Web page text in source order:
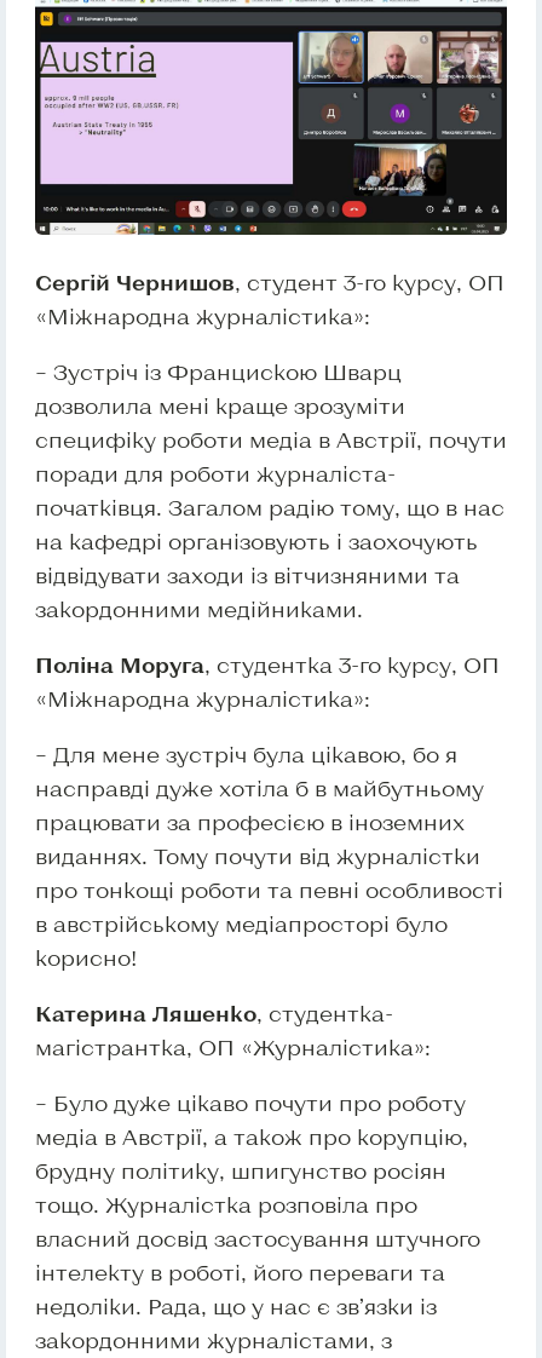
Сергій Чернишов, студент 3-го курсу, ОП
«Міжнародна журналістика»:
– Зустріч із Францискою Шварц
дозволила мені краще зрозуміти
специфіку роботи медіа в Австрії, почути
поради для роботи журналіста-
початківця. Загалом радію тому, що в нас
на кафедрі організовують і заохочують
відвідувати заходи із вітчизняними та
закордонними медійниками.
Поліна Моруга, студентка 3-го курсу, ОП
«Міжнародна журналістика»:
– Для мене зустріч була цікавою, бо я
насправді дуже хотіла б в майбутньому
працювати за професією в іноземних
виданнях. Тому почути від журналістки
про тонкощі роботи та певні особливості
в австрійському медіапросторі було
корисно!
Катерина Ляшенко, студентка-
магістрантка, ОП «Журналістика»:
– Було дуже цікаво почути про роботу
медіа в Австрії, а також про корупцію,
брудну політику, шпигунство росіян
тощо. Журналістка розповіла про
власний досвід застосування штучного
інтелекту в роботі, його переваги та
недоліки. Рада, що у нас є зв’язки із
закордонними журналістами, з